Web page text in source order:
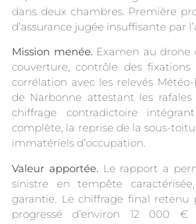
dans deux chambres. Première
d’assurance jugée insuffisante par
Mission menée.Examen au drone
couverture, contrôle des fixations
corrélation avec les relevés
de Narbonne attestant les
chiffrage contradictoire
complète, la reprise de la sous-
immatériels d’occupation.
Valeur apportée. Le rapport a
sinistre en tempête
garantie. Le chiffrage final retenu
progressé d’environ 12 000